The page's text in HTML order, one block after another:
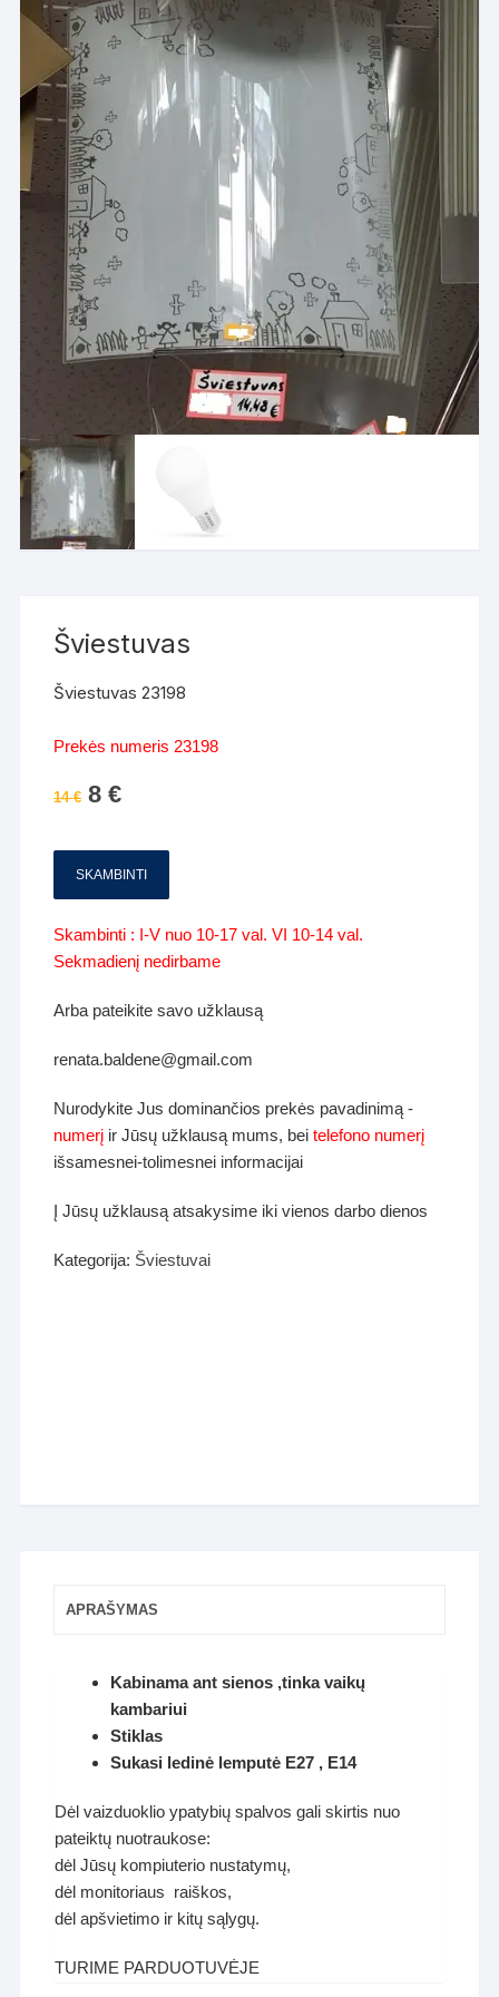
Šviestuvas
Šviestuvas 23198
Prekės numeris 23198
14€ Original
price
8€Current
price
SKAMBINTI
Skambinti : I-V nuo 10-17 val. VI 10-14 val.
Sekmadienį nedirbame
Arba pateikite savo užklausą
renata.baldene@gmail.com
Nurodykite Jus dominančios prekės pavadinimą -
numerį ir Jūsų užklausą mums, beitelefono numerį
išsamesnei-tolimesnei informacijai
Į Jūsų užklausą atsakysime iki vienos darbo dienos
Kategorija: Šviestuvai
APRAŠYMAS
Kabinama ant sienos ,tinka vaikų
kambariui
Stiklas
Sukasi ledinė lemputė E27 , E14
Dėl vaizduoklio ypatybių spalvos gali skirtis nuo
pateiktų nuotraukose:
dėl Jūsų kompiuterio nustatymų,
dėl monitoriaus raiškos,
dėl apšvietimo ir kitų sąlygų.
TURIME PARDUOTUVĖJE